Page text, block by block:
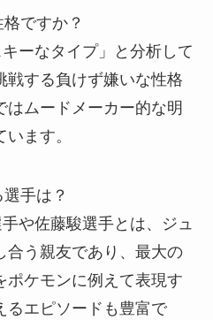
ですか？
ーなタイプ」と分析して
戦する負けず嫌いな性格
はムードメーカー的な明
ます。
手は？
や佐藤駿選手とは、ジュ
合う親友であり、最大の
ポケモンに例えて表現す
るエピソードも豊富で